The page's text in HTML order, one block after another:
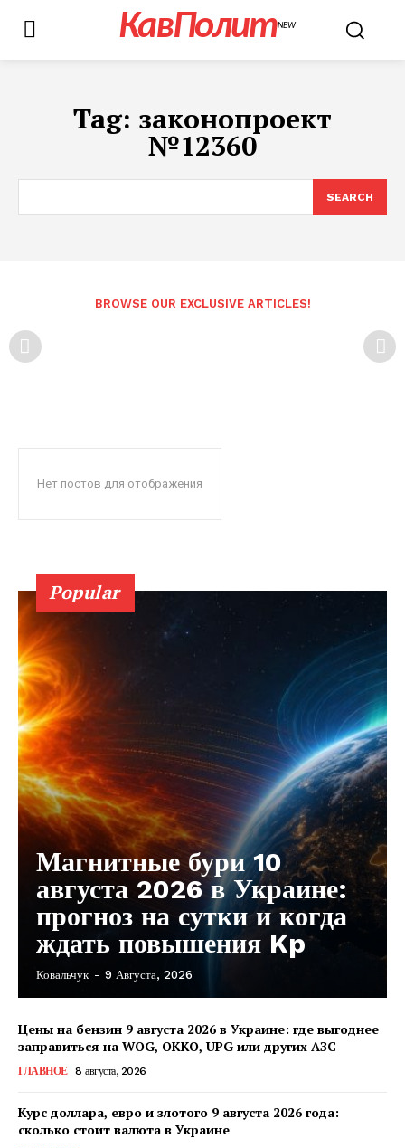
КавПолитNEW
Tag: законопроект
№12360
SEARCH
BROWSE OUR EXCLUSIVE ARTICLES!
Нет постов для отображения
Popular
Магнитные бури 10
августа 2026 в Украине:
прогноз на сутки и когда
ждать повышения Kp
Ковальчук - 9 Августа, 2026
Цены на бензин 9 августа 2026 в Украине: где выгоднее
заправиться на WOG, OKKO, UPG или других АЗС
ГЛАВНОЕ 8 августа, 2026
Курс доллара, евро и злотого 9 августа 2026 года:
сколько стоит валюта в Украине